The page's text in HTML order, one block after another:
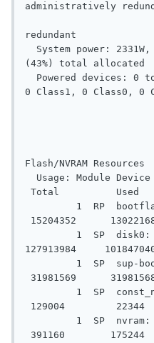
administratively
redundant
System power:
(43%) total allocated
Powered devices: 0
0 Class1, 0 Class0, 0
Flash/NVRAM Resources
Usage: Module
Total          Used
1  RP
15204352
1  SP
127913984
1  SP
31981569
1  SP
129004         22344
1  SP
391160        175244